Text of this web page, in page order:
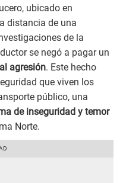
ubicado en
distancia de una
de la
se negó a pagar un
agresión. Este hecho
que viven los
público, una
de inseguridad y temor
Norte.